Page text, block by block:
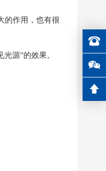
的作用，也有很
源”的效果。